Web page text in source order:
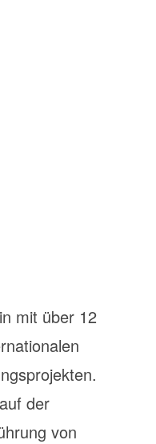
mit über 12
der
von